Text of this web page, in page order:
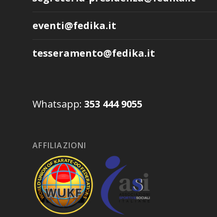
eventi@fedika.it
tesseramento@fedika.it
Whatsapp:353 444 9055
AFFILIAZIONI